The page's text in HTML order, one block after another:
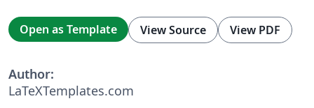
Open as Template View Source View PDF
Author:
LaTeXTemplates.com